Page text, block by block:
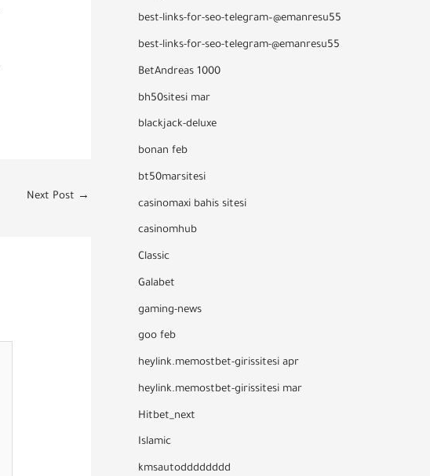
Next Post →
best-links-for-seo-telegram–@emanresu55
best-links-for-seo-telegram-@emanresu55
BetAndreas 1000
bh50sitesi mar
blackjack-deluxe
bonan feb
bt50marsitesi
casinomaxi bahis sitesi
casinomhub
Classic
Galabet
gaming-news
goo feb
heylink.memostbet-girissitesi apr
heylink.memostbet-girissitesi mar
Hitbet_next
Islamic
kmsautodddddddd